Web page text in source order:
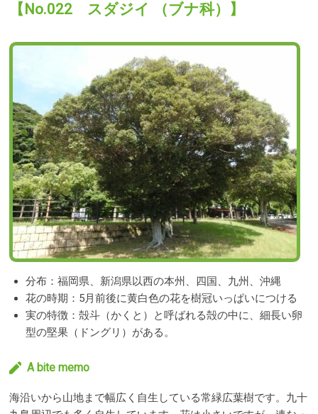
【No.022 スダジイ （ブナ科）】
分布：福岡県、新潟県以西の本州、四国、九州、沖縄
花の時期：5月前後に黄白色の花を樹冠いっぱいにつける
実の特徴：殻斗（かくと）と呼ばれる殻の中に、細長い卵
型の堅果（ドングリ）がある。
A bite memo
海沿いから山地まで幅広く自生している常緑広葉樹です。九十